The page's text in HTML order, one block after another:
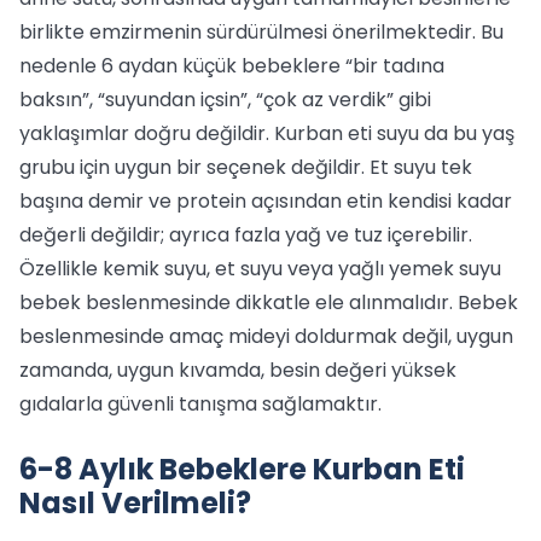
birlikte emzirmenin sürdürülmesi önerilmektedir. Bu
nedenle 6 aydan küçük bebeklere “bir tadına
baksın”, “suyundan içsin”, “çok az verdik” gibi
yaklaşımlar doğru değildir. Kurban eti suyu da bu yaş
grubu için uygun bir seçenek değildir. Et suyu tek
başına demir ve protein açısından etin kendisi kadar
değerli değildir; ayrıca fazla yağ ve tuz içerebilir.
Özellikle kemik suyu, et suyu veya yağlı yemek suyu
bebek beslenmesinde dikkatle ele alınmalıdır. Bebek
beslenmesinde amaç mideyi doldurmak değil, uygun
zamanda, uygun kıvamda, besin değeri yüksek
gıdalarla güvenli tanışma sağlamaktır.
6-8 Aylık Bebeklere Kurban Eti
Nasıl Verilmeli?